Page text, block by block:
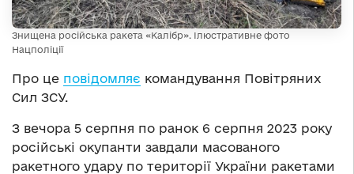
Знищена російська ракета «Калібр». Ілюстративне фото
Нацполіції
Про це повідомляє командування Повітряних
Сил ЗСУ.
З вечора 5 серпня по ранок 6 серпня 2023 року
російські окупанти завдали масованого
ракетного удару по території України ракетами